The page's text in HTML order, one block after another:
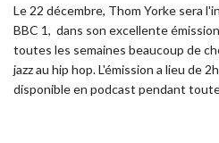
Le 22 décembre, Thom Yorke sera
BBC 1, dans son excellente
toutes les semaines beaucoup de
jazz au hip hop. L'émission a lieu de
disponible en podcast pendant